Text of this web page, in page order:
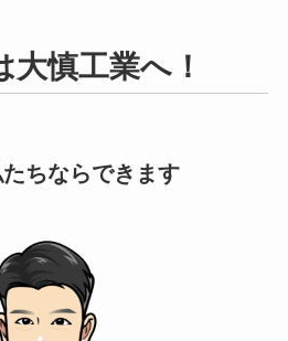
慎工業へ！
ちならできます